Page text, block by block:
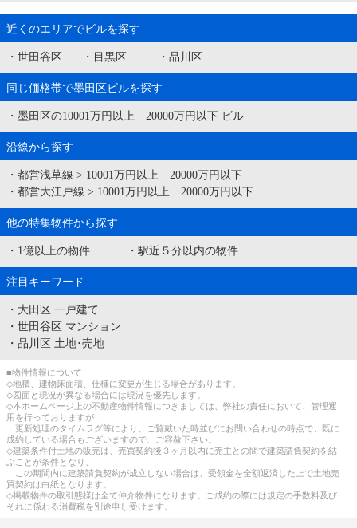
近くのエリアでビルを探す
・ 世田谷区 ・ 目黒区 ・ 品川区
同じ価格帯で墨田区ビルを探す
・ 墨田区の10001万円以上 20000万円以下 ビル
沿線から探す
・ 都営浅草線 > 10001万円以上 20000万円以下
・ 都営大江戸線 > 10001万円以上 20000万円以下
他の特集物件から探す
・ 1億以上の物件 ・駅近５分以内の物件
注目キーワード
・ 大田区 一戸建て
・ 世田谷区 マンション
・ 品川区 土地･売地
■物件情報について
◇地積、建物床面積、仕様に変更が生じる場合があります。
◇図面と現況が異なる場合には現況を優先します。
◇本ホームページ上の不動産物件情報につきましては、弊社の責任において、管理運
用を行っておりますが、
更新処理のタイムラグ等により、ご覧戴いた時並びにお問い合わせの時点で、既に
成約している場合もございますので、ご容赦下さい。
◇建築条件付土地の販売は、売買契約後３ヶ月以内に売主との間で建築請負契約を結
ぶことが条件となり、
この期間内に建築請負契約が成立しない場合は、受領金を全額返済した上で土地売
買契約は白紙となります。
◇掲載物件の取引態様は全て仲介物件になります。ご成約の際には規定の手数料及び
それに係わる消費税を別途申し受けます。